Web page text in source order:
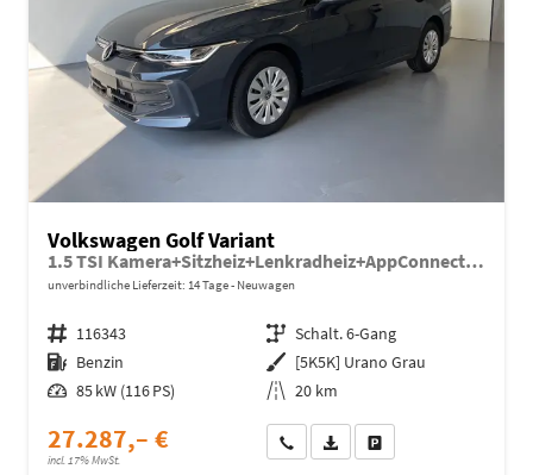
Volkswagen Golf Variant
1.5 TSI Kamera+Sitzheiz+Lenkradheiz+AppConnect+SideAssist+Climatronic
unverbindliche Lieferzeit: 14 Tage Neuwagen
Fahrzeugnr. 116343 Getriebe Schalt. 6-Gang
Kraftstoff Benzin Außenfarbe [5K5K] Urano Grau
Leistung 85 kW (116 PS) Kilometerstand 20 km
27.287,– €
incl. 17% MwSt.
Wir rufen Sie anFahrzeugexposé (PDF)